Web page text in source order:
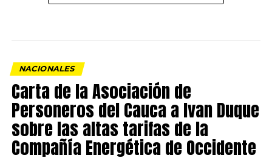
NACIONALES
Carta de la Asociación de
Personeros del Cauca a Ivan Duque
sobre las altas tarifas de la
Compañía Energética de Occidente